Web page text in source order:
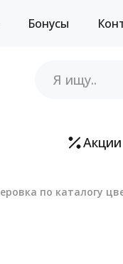
Бонусы
Акции
по каталогу